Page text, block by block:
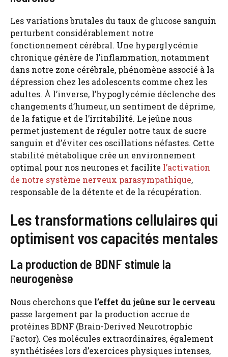
Les variations brutales du taux de glucose sanguin
perturbent considérablement notre
fonctionnement cérébral. Une hyperglycémie
chronique génère de l’inflammation, notamment
dans notre zone cérébrale, phénomène associé à la
dépression chez les adolescents comme chez les
adultes. À l’inverse, l’hypoglycémie déclenche des
changements d’humeur, un sentiment de déprime,
de la fatigue et de l’irritabilité. Le jeûne nous
permet justement de réguler notre taux de sucre
sanguin et d’éviter ces oscillations néfastes. Cette
stabilité métabolique crée un environnement
optimal pour nos neurones et facilite l’activation
de notre système nerveux parasympathique,
responsable de la détente et de la récupération.
Les transformations cellulaires qui
optimisent vos capacités mentales
La production de BDNF stimule la
neurogenèse
Nous cherchons que l’effet du jeûne sur le cerveau
passe largement par la production accrue de
protéines BDNF (Brain-Derived Neurotrophic
Factor). Ces molécules extraordinaires, également
synthétisées lors d’exercices physiques intenses,